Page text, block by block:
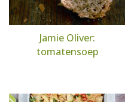
Jamie Oliver:
tomatensoep